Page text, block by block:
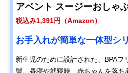
アベント スージーおしゃ
税込み1,391円（Amazon）
お手入れが簡単な一体型シ
新生児のために設計された、BPAフ
製。昼寝や就寝時、赤ちゃんを落ち